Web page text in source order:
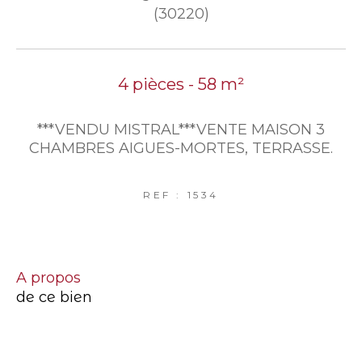
(30220)
4 pièces - 58 m²
***VENDU MISTRAL***VENTE MAISON 3
CHAMBRES AIGUES-MORTES, TERRASSE.
REF : 1534
a propos
de ce bien